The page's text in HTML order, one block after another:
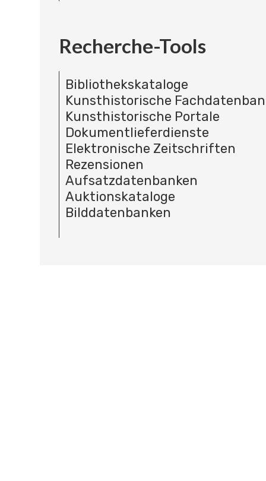
Recherche-Tools
Bibliothekskataloge
Kunsthistorische
Kunsthistorische Portale
Dokumentlieferdienste
Elektronische Zeitschriften
Rezensionen
Aufsatzdatenbanken
Auktionskataloge
Bilddatenbanken